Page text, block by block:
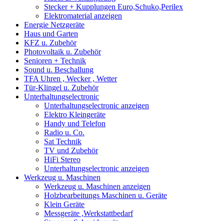
Stecker + Kupplungen Euro,Schuko,Perilex
Elektromaterial anzeigen
Energie Netzgeräte
Haus und Garten
KFZ u. Zubehör
Photovoltaik u. Zubehör
Senioren + Technik
Sound u. Beschallung
TFA Uhren , Wecker , Wetter
Tür-Klingel u. Zubehör
Unterhaltungselectronic
Unterhaltungselectronic anzeigen
Elektro Kleingeräte
Handy und Telefon
Radio u. Co.
Sat Technik
TV und Zubehör
HiFi Stereo
Unterhaltungselectronic anzeigen
Werkzeug u. Maschinen
Werkzeug u. Maschinen anzeigen
Holzbearbeitungs Maschinen u. Geräte
Klein Geräte
Messgeräte ,Werkstattbedarf